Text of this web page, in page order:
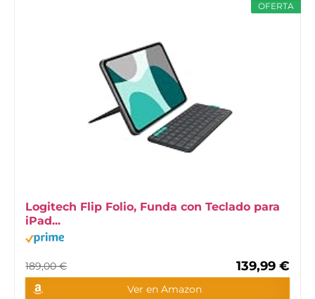
OFERTA
Logitech Flip Folio, Funda con Teclado para
iPad...
189,00 € 139,99 €
Ver en Amazon